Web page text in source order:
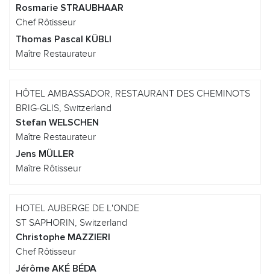
Rosmarie STRAUBHAAR
Chef Rôtisseur
Thomas Pascal KÜBLI
Maître Restaurateur
HÔTEL AMBASSADOR, RESTAURANT DES CHEMINOTS
BRIG-GLIS, Switzerland
Stefan WELSCHEN
Maître Restaurateur
Jens MÜLLER
Maître Rôtisseur
HOTEL AUBERGE DE L'ONDE
ST SAPHORIN, Switzerland
Christophe MAZZIERI
Chef Rôtisseur
Jérôme AKÉ BÉDA